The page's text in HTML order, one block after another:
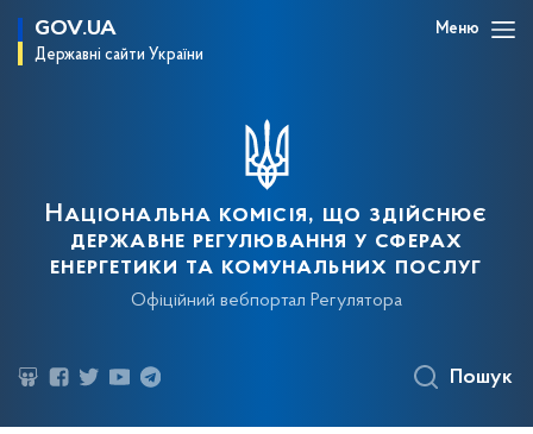
GOV.UA
Державні сайти України
Меню
Національна комісія, що здійснює
державне регулювання у сферах
енергетики та комунальних послуг
Офіційний вебпортал Регулятора
Пошук